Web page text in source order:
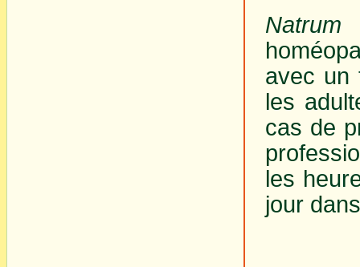
avec un
les
cas de
les
jour